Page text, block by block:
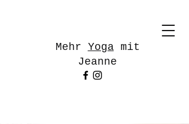
Mehr Yogamit
Jeanne